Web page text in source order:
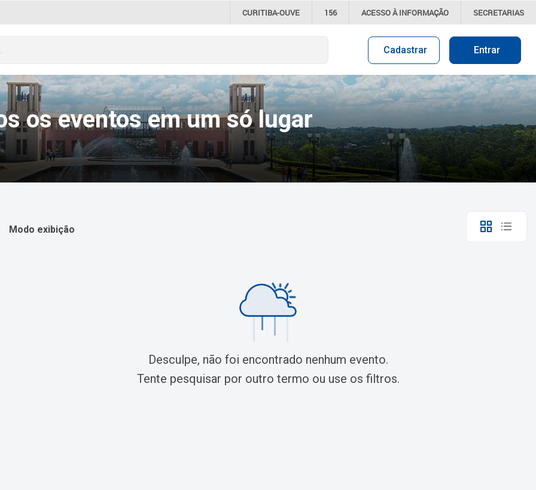
CURITIBA-OUVE 156 ACESSO ÀINFORMAÇÃO SECRETARIAS
Cadastrar Entrar
os eventos em um só lugar
Modo exibição
Desculpe, não foi encontrado nenhum evento.
Tente pesquisar por outro termo ou use os filtros.